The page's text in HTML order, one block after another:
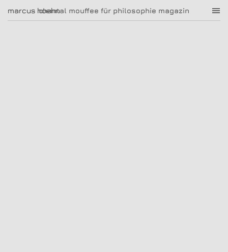
chantal mouffee für philosophie magazin
marcus hoehn marcus hoehn
|